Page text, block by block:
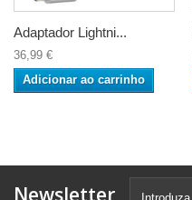
Adaptador Lightni...
36,99 €
Adicionar ao carrinho
Newsletter